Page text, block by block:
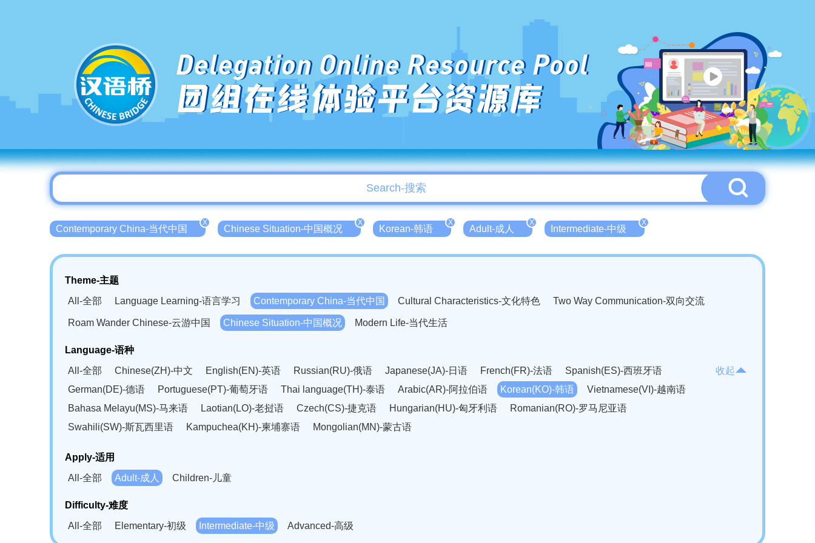
Delegation Online Resource Pool
团组在线体验平台资源库
Contemporary China-当代中国
X
Chinese Situation-中国概况
X
Korean-韩语
X
Adult-成人
X
Intermediate-中级
X
Theme-主题
All-全部
Language Learning-语言学习 Contemporary China-当代中国 Cultural Characteristics-文化特色 Two Way Communication-双向交流
Roam Wander Chinese-云游中国 Chinese Situation-中国概况 Modern Life-当代生活
Language-语种
All-全部
Chinese(ZH)-中文 English(EN)-英语 Russian(RU)-俄语 Japanese(JA)-日语 French(FR)-法语
Spanish(ES)-西班牙语
German(DE)-德语
Portuguese(PT)-葡萄牙语 Thai language(TH)-泰语 Arabic(AR)-阿拉伯语 Korean(KO)-韩语
Vietnamese(VI)-越南语
Bahasa Melayu(MS)-马来语
Laotian(LO)-老挝语 Czech(CS)-捷克语 Hungarian(HU)-匈牙利语
Romanian(RO)-罗马尼亚语
Swahili(SW)-斯瓦西里语
Kampuchea(KH)-柬埔寨语 Mongolian(MN)-蒙古语
收起
Apply-适用
All-全部
Adult-成人 Children-儿童
Difficulty-难度
All-全部
Elementary-初级 Intermediate-中级 Advanced-高级